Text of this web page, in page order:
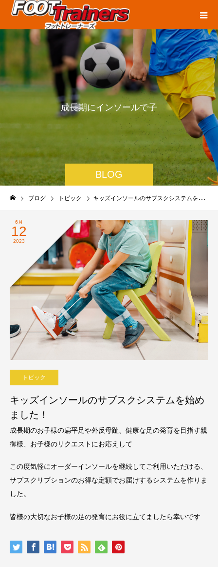
BLOG
長期にインソールで子ども た
ブログ トピック キッズインソールのサブスクシステムを始めました！
6月
12
2023
トピック
キッズインソールのサブスクシステムを始め
ました！
成長期のお子様の扁平足や外反母趾、健康な足の発育を目指す親
御様、お子様のリクエストにお応えして
この度気軽にオーダーインソールを継続してご利用いただける、
サブスクリプションのお得な定額でお届けするシステムを作りま
した。
皆様の大切なお子様の足の発育にお役に立てましたら幸いです